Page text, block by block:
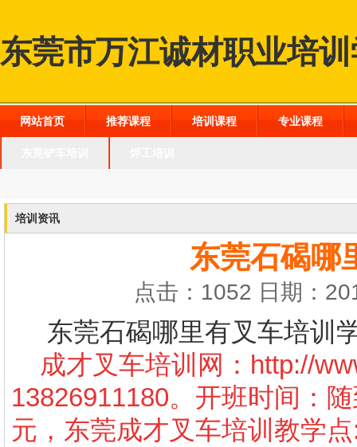
东莞市万江诚材职业培
网站首页 推荐课程 培训课程 专业课程
培训资讯
东莞石碣哪
点击：1052 日期：
东莞石碣哪里有叉车培训
成才叉车培训网： http://
13826911180。开班时间：
元，东莞成才叉车培训教学点